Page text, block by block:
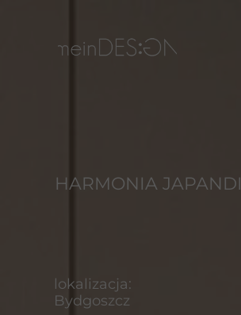
HARMONIA JAPANDI
lokalizacja:
Bydgoszcz
metraż: 25 m2